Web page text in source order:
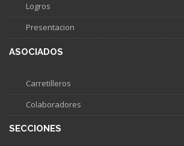
Logros
Presentacion
ASOCIADOS
Carretilleros
Colaboradores
SECCIONES